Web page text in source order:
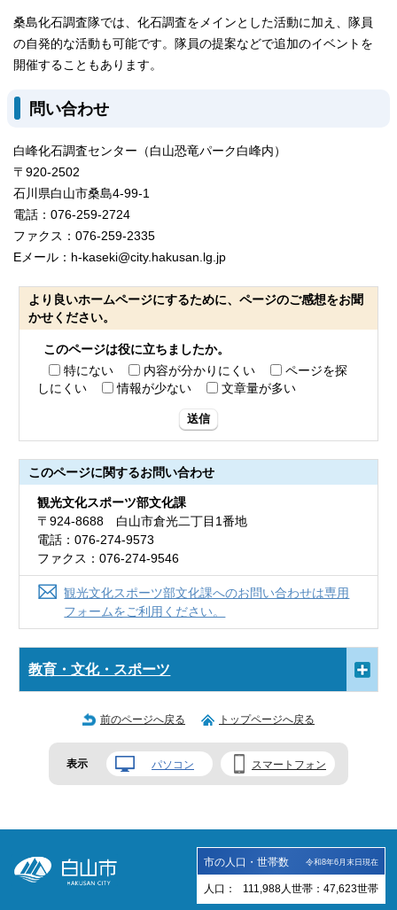
桑島化石調査隊では、化石調査をメインとした活動に加え、隊員
の自発的な活動も可能です。隊員の提案などで追加のイベントを
開催することもあります。
問い合わせ
白峰化石調査センター（白山恐竜パーク白峰内）
〒920-2502
石川県白山市桑島4-99-1
電話：076-259-2724
ファクス：076-259-2335
Eメール：h-kaseki@city.hakusan.lg.jp
より良いホームページにするために、ページのご感想をお聞
かせください。
このページは役に立ちましたか。
特にない
内容が分かりにくい
ページを探
しにくい
情報が少ない 文章量が多い
送信
このページに関するお問い合わせ
観光文化スポーツ部文化課
〒924-8688 白山市倉光二丁目1番地
電話：076-274-9573
ファクス：076-274-9546
観光文化スポーツ部文化課へのお問い合わせは専用
フォームをご利用ください。
教育・文化・スポーツ
前のページへ戻る トップページへ戻る
表示 パソコン スマートフォン
市の人口・世帯数 令和8年6月末日現在
人口： 111,988 人 世帯： 47,623世帯